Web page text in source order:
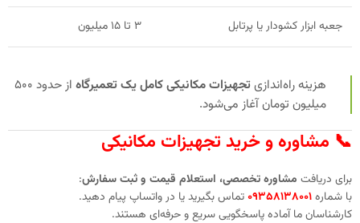
جعبه ابزار کشودار یا پرتابل ۳ تا ۱۵ میلیون
هزینه راه‌اندازیتجهیزات مکانیکی کامل یک تعمیرگاه
از حدود ۵۰۰
میلیون تومان آغاز می‌شود.
📞 مشاوره و خرید تجهیزات مکانیکی
برای دریافت مشاوره تخصصی، استعلام قیمت و ثبت سفارش:
با شماره۰۹۳۵۸۱۳۸۰۰۱تماس بگیرید یا در واتساپ پیام دهید.
کارشناسان ما آماده پاسخگویی سریع و حرفه‌ای هستند.